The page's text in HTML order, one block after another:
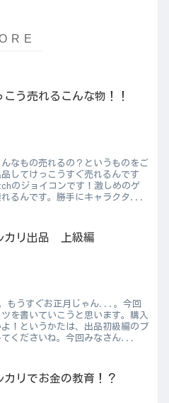
こう売れるこんな物！！
なもの売れるの？というものをご
してけっこうすぐ売れるんです
のジョイコンです！激しめのゲ
るんです。勝手にキャラクタ...
カリ出品 上級編
もうすぐお正月じゃん...。今回
を書いていこうと思います。購入
！というかたは、出品初級編のブ
てくださいね。今回みなさん...
カリでお金の教育！？